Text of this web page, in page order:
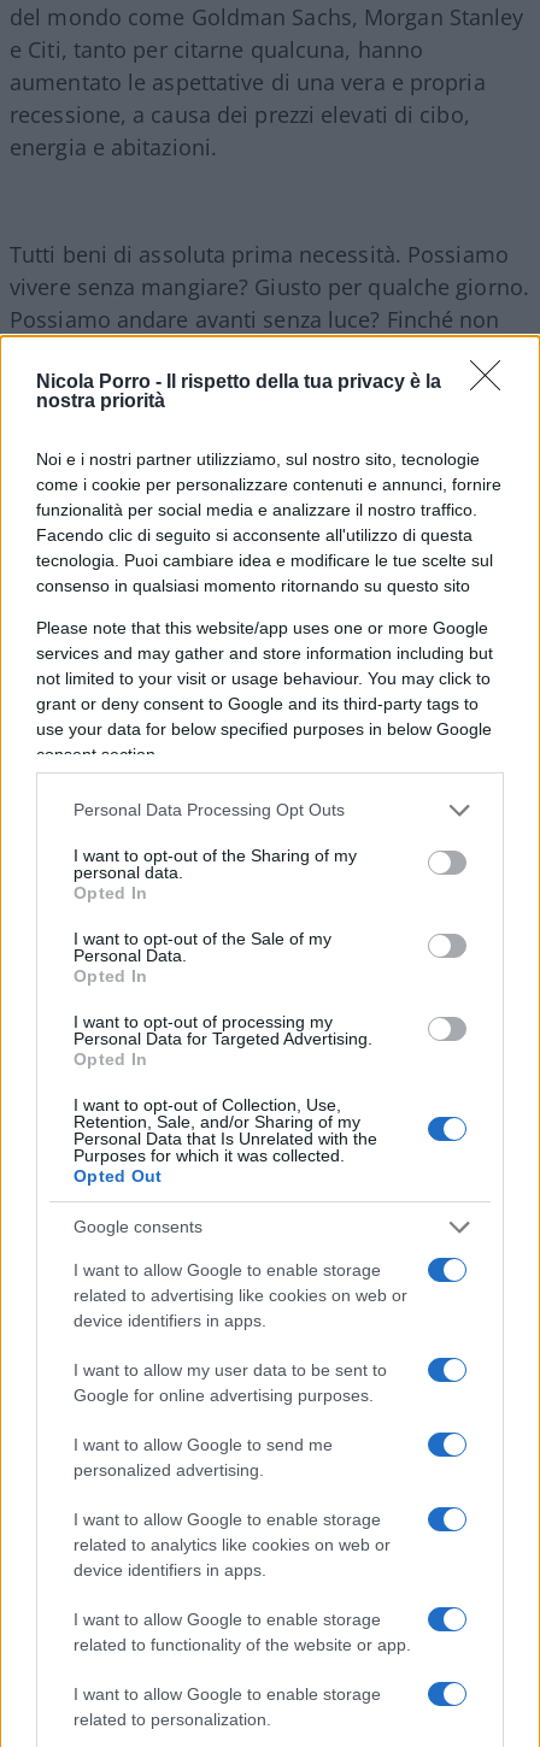
Nicola Porro -
Il rispetto della tua privacy è la
nostra priorità
Noi e i nostri partner utilizziamo, sul nostro sito, tecnologie
come i cookie per personalizzare contenuti e annunci, fornire
funzionalità per social media e analizzare il nostro traffico.
Facendo clic di seguito si acconsente all'utilizzo di questa
tecnologia. Puoi cambiare idea e modificare le tue scelte sul
consenso in qualsiasi momento ritornando su questo sito
Please note that this website/app uses one or more Google
services and may gather and store information including but
not limited to your visit or usage behaviour. You may click to
grant or deny consent to Google and its third-party tags to
use your data for below specified purposes in below Google
consent section.
Personal Data Processing Opt Outs
I want to opt-out of the Sharing of my
personal data.
Opted In
I want to opt-out of the Sale of my
Personal Data.
Opted In
I want to opt-out of processing my
Personal Data for Targeted Advertising.
Opted In
I want to opt-out of Collection, Use,
Retention, Sale, and/or Sharing of my
Personal Data that Is Unrelated with the
Purposes for which it was collected.
Opted Out
Google consents
I want to allow Google to enable storage
related to advertising like cookies on web or
device identifiers in apps.
I want to allow my user data to be sent to
Google for online advertising purposes.
I want to allow Google to send me
personalized advertising.
I want to allow Google to enable storage
related to analytics like cookies on web or
device identifiers in apps.
I want to allow Google to enable storage
related to functionality of the website or app.
I want to allow Google to enable storage
related to personalization.
del mondo come Goldman Sachs, Morgan Stanley
e Citi, tanto per citarne qualcuna, hanno
aumentato le aspettative di una vera e propria
recessione, a causa dei prezzi elevati di cibo,
energia e abitazioni.
Tutti beni di assoluta prima necessità. Possiamo
vivere senza mangiare? Giusto per qualche giorno.
Possiamo andare avanti senza luce? Finché non
Possiamo resistere vivendo senza una fissa
dimora e senza un tetto sopra la testa? I più
temerari diranno che potrebbe rappresentare una
sfida, ma dai… non scherziamo.
Ebbene… facciamo un urlo, ecco. Ma subito dopo
un respiro perché è quello che ci serve.
Quando i mercati finanziari sono caotici e a loro
volta con la “testa” piena di incertezze e quindi in
cerca di direzione, occorre prendersi del tempo,
dna di investitori/risparmiatori nervosi. Volete
altre opzioni? Ok, mettiamole nero su bianco.
Opzione numero uno: uscire dalle eventuali
posizioni aperte sul mercato, girarsi dall’altra
parte, scappare. Opzione numero due: non farsi
prendere dal panico, stare calmi e osservare
prima di agire. Quale “suona” meglio? Domanda
Questa non è certo una favola, o meglio… non è
una favola con un lieto fine, almeno per ora, però
per capire come affrontare le tempeste in Borsa,
scambiamoci un… bacio. Nel senso di acronimo,
K.I.S.S.: keep it simple, stupid
sul semplice, stupido!”
, vi porto con meIN
a una festa, dove tra scherzi e
trend di mercato, del Rasoio di Occam e di
competenze necessarie che aiutano ad arginare i
Nel suo libro “Analitici secondi”Aristotelescrive:
Possiamo presumere la superiorità della